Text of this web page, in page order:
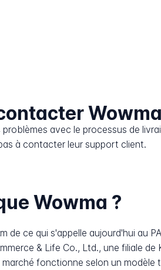
avec le processus de
à contacter leur support client.
Wowma ?
de ce qui s'appelle aujourd'hui au
& Life Co., Ltd., une filiale
fonctionne selon un